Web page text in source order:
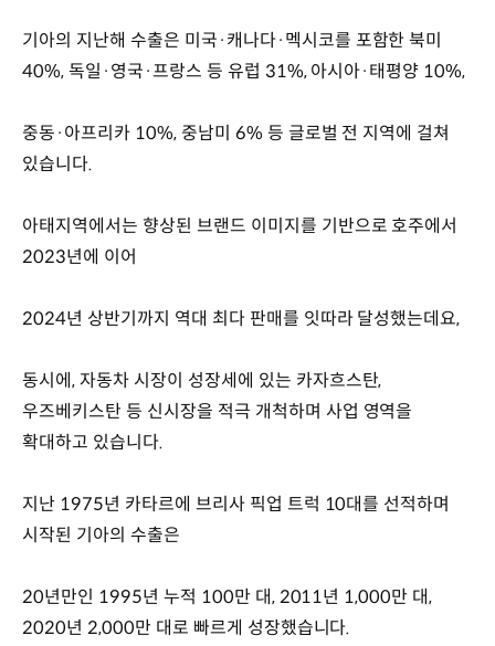
기아의 지난해 수출은 미국·캐나다·멕시코를 포함한 북미
40%, 독일·영국·프랑스 등 유럽 31%, 아시아·태평양 10%,
중동·아프리카 10%, 중남미 6% 등 글로벌 전 지역에 걸쳐
있습니다.
아태지역에서는 향상된 브랜드 이미지를 기반으로 호주에서
2023년에 이어
2024년 상반기까지 역대 최다 판매를 잇따라 달성했는데요,
동시에, 자동차 시장이 성장세에 있는 카자흐스탄,
우즈베키스탄 등 신시장을 적극 개척하며 사업 영역을
확대하고 있습니다.
지난 1975년 카타르에 브리사 픽업 트럭 10대를 선적하며
시작된 기아의 수출은
20년만인 1995년 누적 100만 대, 2011년 1,000만 대,
2020년 2,000만 대로 빠르게 성장했습니다.